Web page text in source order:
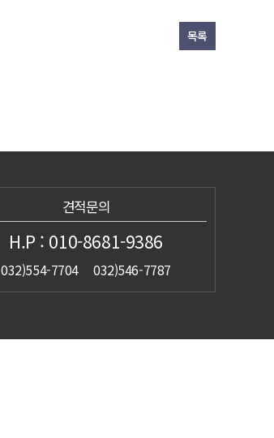
목록
견적문의
H.P : 010-8681-9386
032)554-7704 032)546-7787